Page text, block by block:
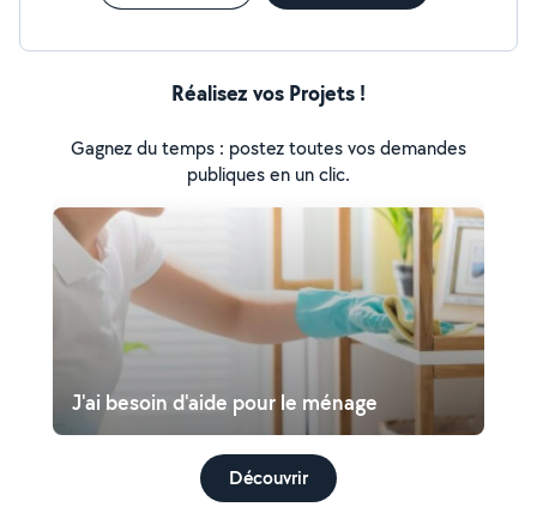
Réalisez vos Projets !
Gagnez du temps : postez toutes vos demandes
publiques en un clic.
J'ai besoin d'aide pour le ménage
Découvrir